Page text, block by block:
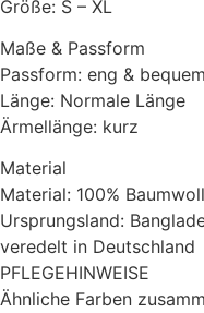
Größe: S – XL
Maße & Passform
Passform: eng & bequem
Länge: Normale Länge
Ärmellänge: kurz
Material
Material: 100%
Ursprungsland:
veredelt in Deutschland
PFLEGEHINWEISE
Ähnliche Farben